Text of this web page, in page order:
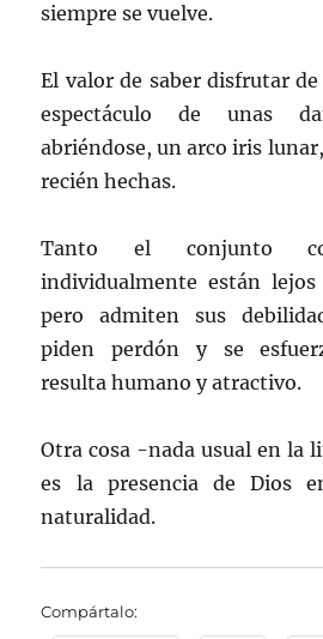
siempre se vuelve.
El valor de saber disfrutar
espectáculo de unas
abriéndose, un arco iris
recién hechas.
Tanto el conjunto
individualmente están
pero admiten sus
piden perdón y se
resulta humano y atractivo.
Otra cosa -nada usual en la
es la presencia de Dios
naturalidad.
Compártalo: